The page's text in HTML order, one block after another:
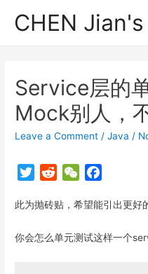
CHEN
Service层的
Mock别人，
Leave a Comment /Java /
T
i
t
d
i
W
C
a
c
b
此为抛砖贴，希望能引出更好
你会怎么单元测试这样一个